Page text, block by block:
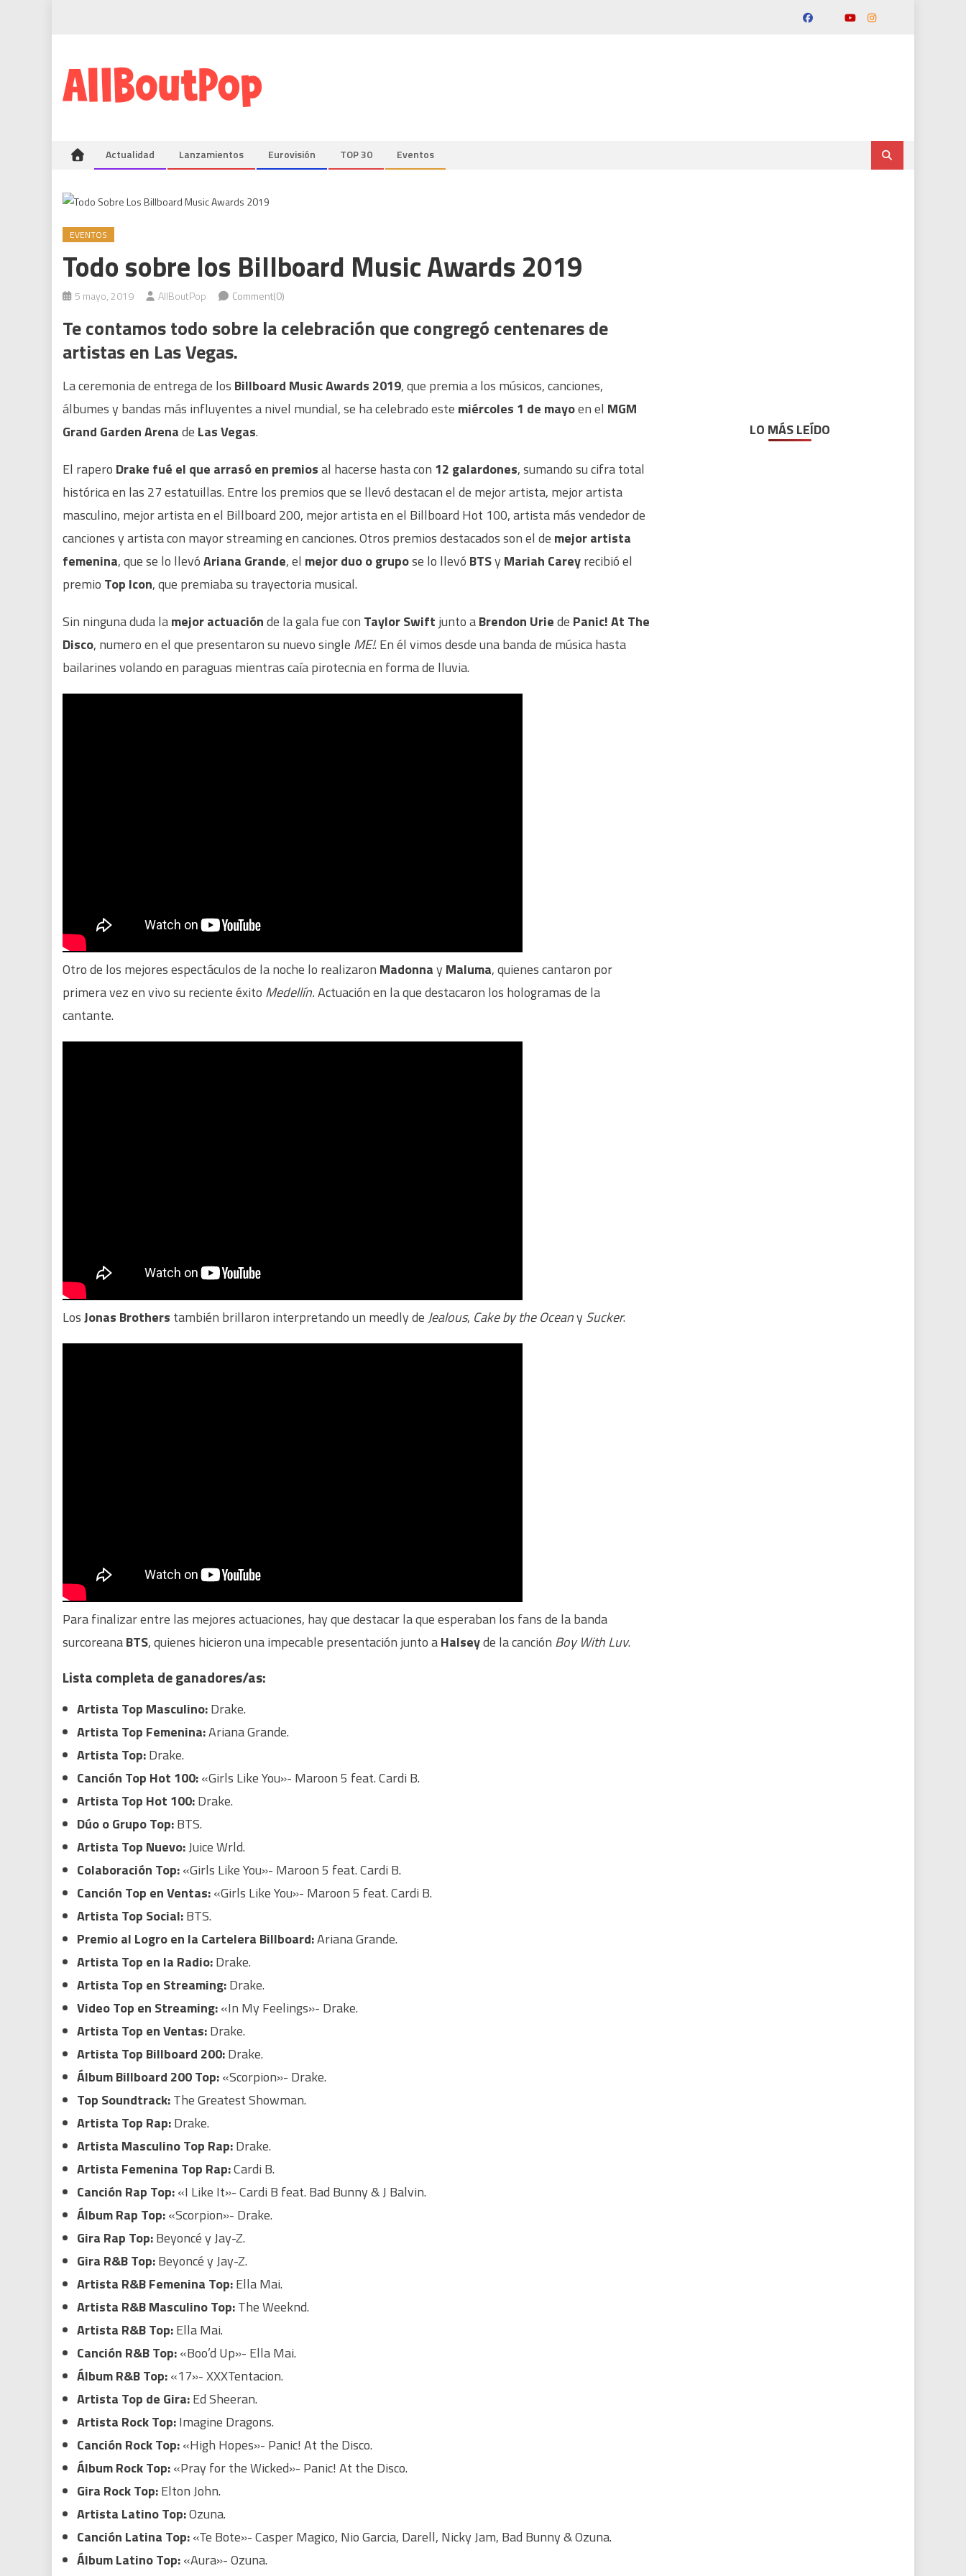
Actualidad Lanzamientos Eurovisión TOP 30 Eventos
EVENTOS
Todo sobre los Billboard Music Awards 2019
5 mayo, 2019 AllBoutPop Comment(0)
Te contamos todo sobre la celebración que congregó centenares de
artistas en Las Vegas.
La ceremonia de entrega de los Billboard Music Awards 2019, que premia a los músicos, canciones,
álbumes y bandas más influyentes a nivel mundial, se ha celebrado este miércoles 1 de mayoen el MGM
Grand Garden Arenade Las Vegas.
El rapero Drake fué el que arrasó en premiosal hacerse hasta con 12 galardones, sumando su cifra total
histórica en las 27 estatuillas. Entre los premios que se llevó destacan el de mejor artista, mejor artista
masculino, mejor artista en el Billboard 200, mejor artista en el Billboard Hot 100, artista más vendedor de
canciones y artista con mayor streaming en canciones. Otros premios destacados son el de mejor artista
femenina, que se lo llevóAriana Grande, el mejorduo o grupose lo llevó BTSy Mariah Careyrecibió el
premio Top Icon, que premiaba su trayectoria musical.
Sin ninguna duda lamejor actuaciónde la gala fue con Taylor Swift junto aBrendon Uriede Panic! At The
Disco, numero en el que presentaron su nuevo single ME!. En él vimos desde una banda de música hasta
bailarines volando en paraguas mientras caía pirotecnia en forma de lluvia.
Otro de los mejores espectáculos de la noche lo realizaron Madonnay Maluma, quienes cantaron por
primera vez en vivo su reciente éxito Medellín.Actuación en la que destacaron los hologramas de la
cantante.
LosJonas Brothers también brillaron interpretando un meedly deJealous, Cake by the Oceany Sucker.
Para finalizar entre las mejores actuaciones, hay que destacar la que esperaban los fans de la banda
surcoreanaBTS, quienes hicieron una impecable presentación junto aHalseyde la canción Boy With Luv.
Lista completa de ganadores/as:
Artista Top Masculino:Drake.
Artista Top Femenina:Ariana Grande.
Artista Top:Drake.
Canción Top Hot 100:«Girls Like You»- Maroon 5 feat. Cardi B.
Artista Top Hot 100:Drake.
Dúo o Grupo Top:BTS.
Artista Top Nuevo:Juice Wrld.
Colaboración Top:«Girls Like You»- Maroon 5 feat. Cardi B.
Canción Top en Ventas:«Girls Like You»- Maroon 5 feat. Cardi B.
Artista Top Social:BTS.
Premio al Logro en la Cartelera Billboard:Ariana Grande.
Artista Top en la Radio:Drake.
Artista Top en Streaming:Drake.
Video Top en Streaming:«In My Feelings»- Drake.
Artista Top en Ventas:Drake.
Artista Top Billboard 200:Drake.
Álbum Billboard 200 Top:«Scorpion»- Drake.
Top Soundtrack:The Greatest Showman.
Artista Top Rap:Drake.
Artista Masculino Top Rap:Drake.
Artista Femenina Top Rap:Cardi B.
Canción Rap Top:«I Like It»- Cardi B feat. Bad Bunny & J Balvin.
Álbum Rap Top:«Scorpion»- Drake.
Gira Rap Top:Beyoncé y Jay-Z.
Gira R&B Top:Beyoncé y Jay-Z.
Artista R&B Femenina Top:Ella Mai.
Artista R&B Masculino Top:The Weeknd.
Artista R&B Top:Ella Mai.
Canción R&B Top:«Boo’d Up»- Ella Mai.
Álbum R&B Top:«17»- XXXTentacion.
Artista Top de Gira:Ed Sheeran.
Artista Rock Top:Imagine Dragons.
Canción Rock Top:«High Hopes»- Panic! At the Disco.
Álbum Rock Top:«Pray for the Wicked»- Panic! At the Disco.
Gira Rock Top:Elton John.
Artista Latino Top:Ozuna.
Canción Latina Top:«Te Bote»- Casper Magico, Nio Garcia, Darell, Nicky Jam, Bad Bunny & Ozuna.
Álbum Latino Top:«Aura»- Ozuna.
LO MÁS LEÍDO